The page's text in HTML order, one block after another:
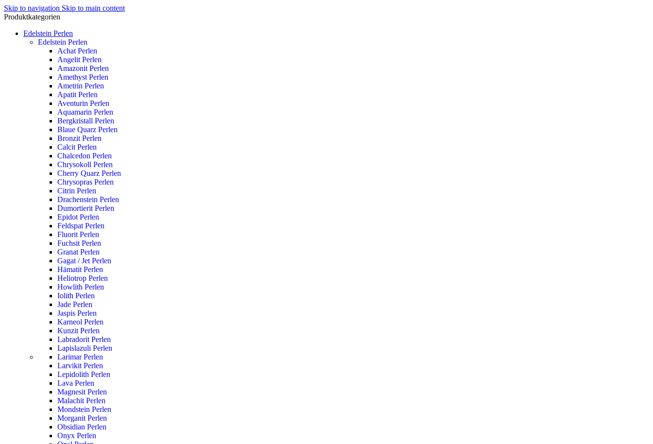
Skip to navigation Skip to main content
Produktkategorien
Edelstein Perlen
Edelstein Perlen
Achat Perlen
Angelit Perlen
Amazonit Perlen
Amethyst Perlen
Ametrin Perlen
Apatit Perlen
Aventurin Perlen
Aquamarin Perlen
Bergkristall Perlen
Blaue Quarz Perlen
Bronzit Perlen
Calcit Perlen
Chalcedon Perlen
Chrysokoll Perlen
Cherry Quarz Perlen
Chrysopras Perlen
Citrin Perlen
Drachenstein Perlen
Dumortierit Perlen
Epidot Perlen
Feldspat Perlen
Fluorit Perlen
Fuchsit Perlen
Granat Perlen
Gagat / Jet Perlen
Hämatit Perlen
Heliotrop Perlen
Howlith Perlen
Iolith Perlen
Jade Perlen
Jaspis Perlen
Karneol Perlen
Kunzit Perlen
Labradorit Perlen
Lapislazuli Perlen
Larimar Perlen
Larvikit Perlen
Lepidolith Perlen
Lava Perlen
Magnesit Perlen
Malachit Perlen
Mondstein Perlen
Morganit Perlen
Obsidian Perlen
Onyx Perlen